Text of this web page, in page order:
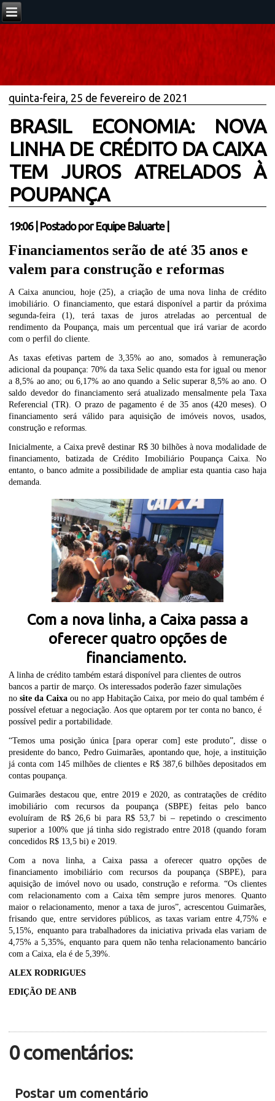
quinta-feira, 25 de fevereiro de 2021
BRASIL ECONOMIA: NOVA
LINHA DE CRÉDITO DA CAIXA
TEM JUROS ATRELADOS À
POUPANÇA
19:06| Postado por Equipe Baluarte
Financiamentos serão de até 35 anos e
valem para construção e reformas
A Caixa anunciou, hoje (25), a criação de uma nova linha de crédito
imobiliário. O financiamento, que estará disponível a partir da próxima
segunda-feira (1), terá taxas de juros atreladas ao percentual de
rendimento da Poupança, mais um percentual que irá variar de acordo
com o perfil do cliente.
As taxas efetivas partem de 3,35% ao ano, somados à remuneração
adicional da poupança: 70% da taxa Selic quando esta for igual ou menor
a 8,5% ao ano; ou 6,17% ao ano quando a Selic superar 8,5% ao ano. O
saldo devedor do financiamento será atualizado mensalmente pela Taxa
Referencial (TR). O prazo de pagamento é de 35 anos (420 meses). O
financiamento será válido para aquisição de imóveis novos, usados,
construção e reformas.
Inicialmente, a Caixa prevê destinar R$ 30 bilhões à nova modalidade de
financiamento, batizada de Crédito Imobiliário Poupança Caixa. No
entanto, o banco admite a possibilidade de ampliar esta quantia caso haja
demanda.
Com a nova linha, a Caixa passa a
oferecer quatro opções de
financiamento.
A linha de crédito também estará disponível para clientes de outros
bancos a partir de março. Os interessados poderão fazer simulações
nosite da Caixa ou noapp Habitação Caixa, por meio do qual também é
possível efetuar a negociação. Aos que optarem por ter conta no banco, é
possível pedir a portabilidade.
“Temos uma posição única [para operar com] este produto”, disse o
presidente do banco, Pedro Guimarães, apontando que, hoje, a instituição
já conta com 145 milhões de clientes e R$ 387,6 bilhões depositados em
contas poupança.
Guimarães destacou que, entre 2019 e 2020, as contratações de crédito
imobiliário com recursos da poupança (SBPE) feitas pelo banco
evoluíram de R$ 26,6 bi para R$ 53,7 bi – repetindo o crescimento
superior a 100% que já tinha sido registrado entre 2018 (quando foram
concedidos R$ 13,5 bi) e 2019.
Com a nova linha, a Caixa passa a oferecer quatro opções de
financiamento imobiliário com recursos da poupança (SBPE), para
aquisição de imóvel novo ou usado, construção e reforma. “Os clientes
com relacionamento com a Caixa têm sempre juros menores. Quanto
maior o relacionamento, menor a taxa de juros”, acrescentou Guimarães,
frisando que, entre servidores públicos, as taxas variam entre 4,75% e
5,15%, enquanto para trabalhadores da iniciativa privada elas variam de
4,75% a 5,35%, enquanto para quem não tenha relacionamento bancário
com a Caixa, ela é de 5,39%.
ALEX RODRIGUES
EDIÇÃO DE ANB
0 comentários:
Postar um comentário